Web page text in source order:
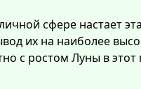
сфере настает
их на наиболее
с ростом Луны в